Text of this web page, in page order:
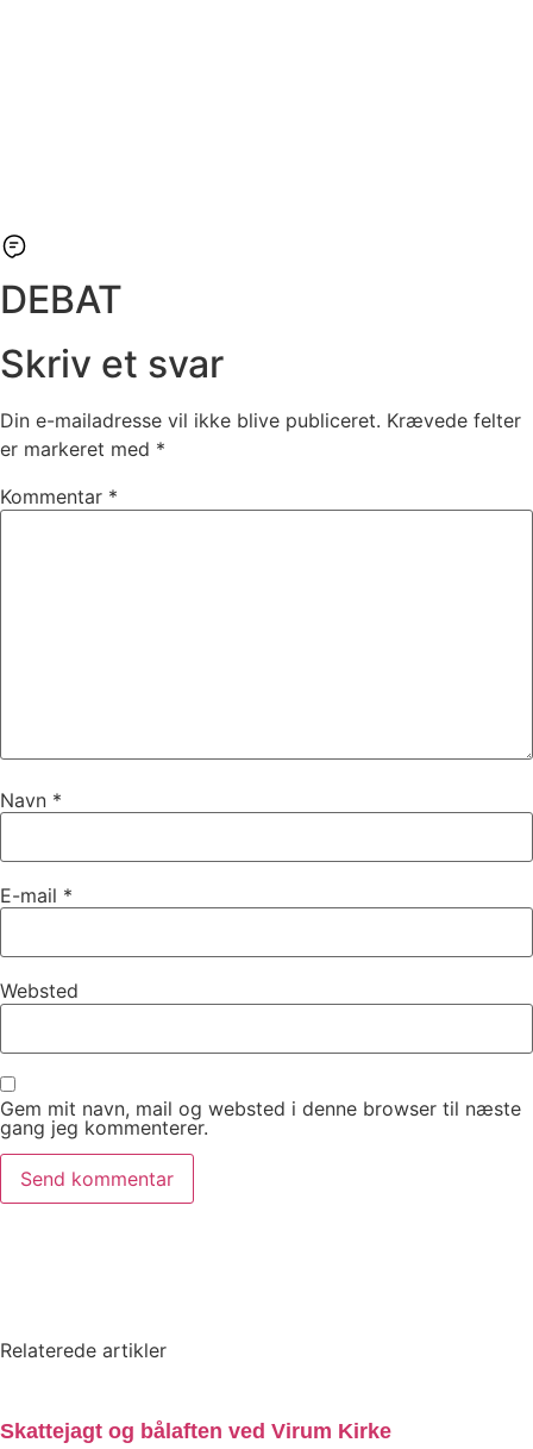
DEBAT
Skriv et svar
Din e-mailadresse vil ikke blive publiceret. Krævede felter
er markeret med *
Kommentar *
Navn *
E-mail *
Websted
Gem mit navn, mail og websted i denne browser til næste
gang jeg kommenterer.
Relaterede artikler
Skattejagt og bålaften ved Virum Kirke